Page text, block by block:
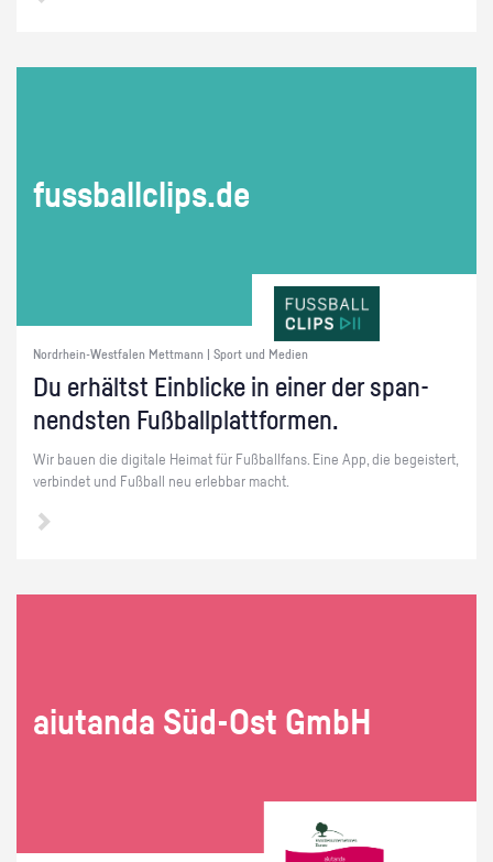
fuss­ball­clips.de
Nordrhein-Westfalen Mettmann | Sport und Medien
Du er­hältst Ein­bli­cke in einer der span­
nends­ten Fuß­ball­platt­for­men.
Wir bauen die di­gi­ta­le Hei­mat für Fuß­ball­fans. Eine App, die be­geis­tert,
ver­bin­det und Fuß­ball neu er­leb­bar macht.
ai­utan­da Süd-Ost GmbH